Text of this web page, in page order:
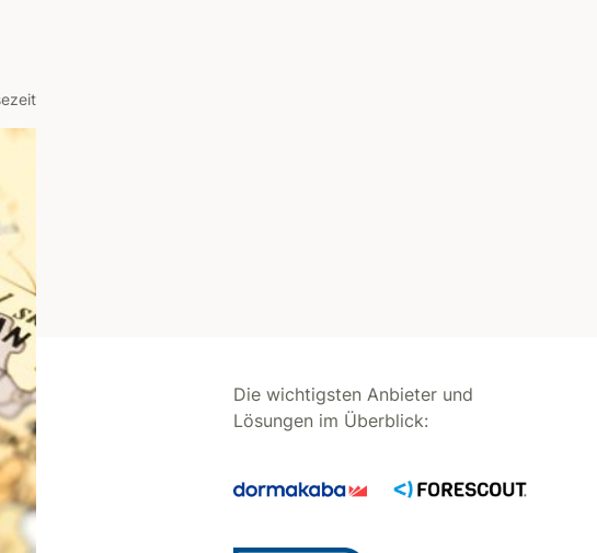
Die wichtigsten Anbieter und
Lösungen im Überblick: